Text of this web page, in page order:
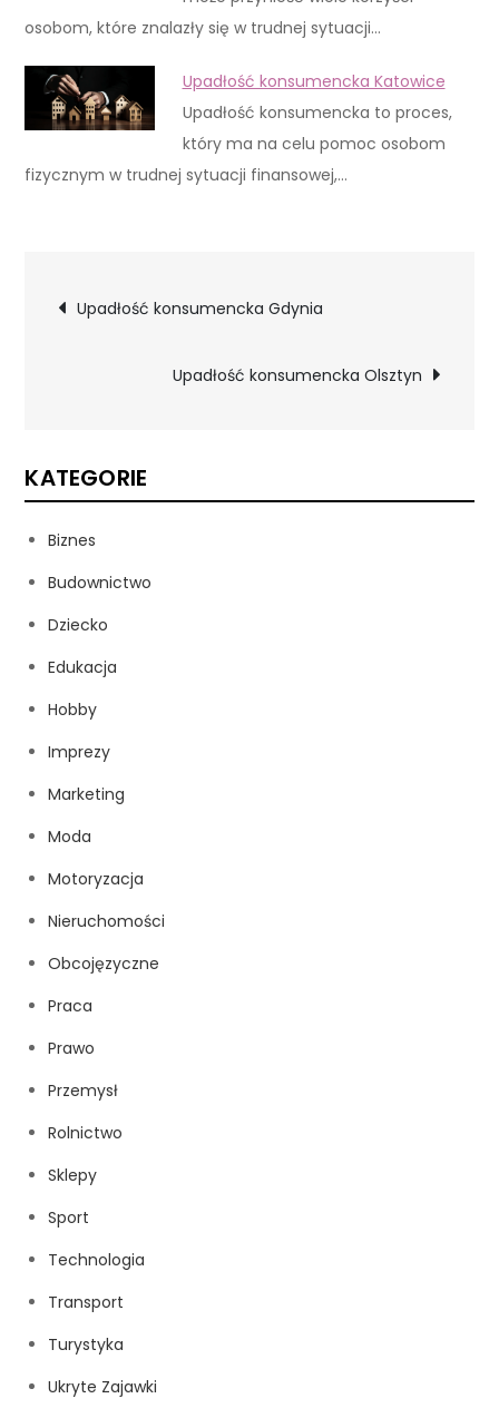
osobom, które znalazły się w trudnej sytuacji…
Upadłość konsumencka Katowice
Upadłość konsumencka to proces,
który ma na celu pomoc osobom
fizycznym w trudnej sytuacji finansowej,…
Nawigacja
wpisu
Upadłość konsumencka Gdynia
Upadłość konsumencka Olsztyn
KATEGORIE
Biznes
Budownictwo
Dziecko
Edukacja
Hobby
Imprezy
Marketing
Moda
Motoryzacja
Nieruchomości
Obcojęzyczne
Praca
Prawo
Przemysł
Rolnictwo
Sklepy
Sport
Technologia
Transport
Turystyka
Ukryte Zajawki